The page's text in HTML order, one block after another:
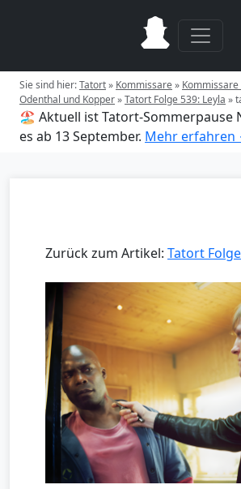
Sie sind hier:Tatort» Kommissare»
Odenthal und Kopper»Tatort Folge 539: Leyla »
🏖️ Aktuell ist Tatort-Sommerpause
es ab 13 September. Mehr erfahren
Zurück zum Artikel: Tatort